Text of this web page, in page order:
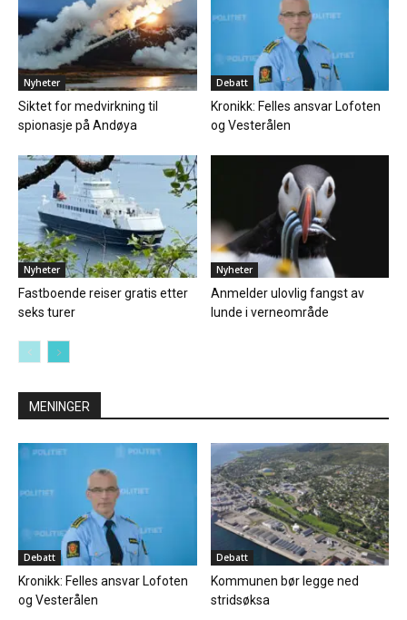
Nyheter
Siktet for medvirkning til
spionasje på Andøya
Debatt
Kronikk: Felles ansvar Lofoten
og Vesterålen
Nyheter
Fastboende reiser gratis etter
seks turer
Nyheter
Anmelder ulovlig fangst av
lunde i verneområde
MENINGER
Debatt
Kronikk: Felles ansvar Lofoten
og Vesterålen
Debatt
Kommunen bør legge ned
stridsøksa